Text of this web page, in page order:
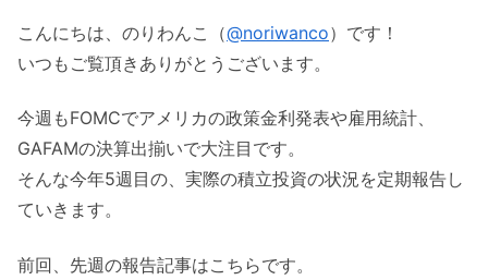
こんにちは、のりわんこ（@noriwanco）です！
いつもご覧頂きありがとうございます。
今週もFOMCでアメリカの政策金利発表や雇用統計、
GAFAMの決算出揃いで大注目です。
そんな今年5週目の、実際の積立投資の状況を定期報告し
ていきます。
前回、先週の報告記事はこちらです。